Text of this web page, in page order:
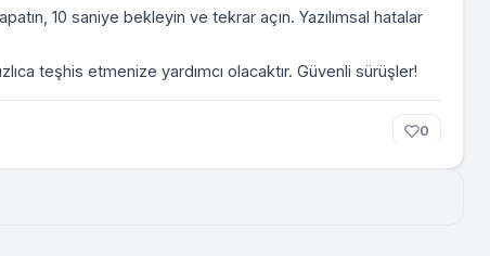
10 saniye bekleyin ve tekrar açın. Yazılımsal hatalar
teşhis etmenize yardımcı olacaktır. Güvenli sürüşler!
0